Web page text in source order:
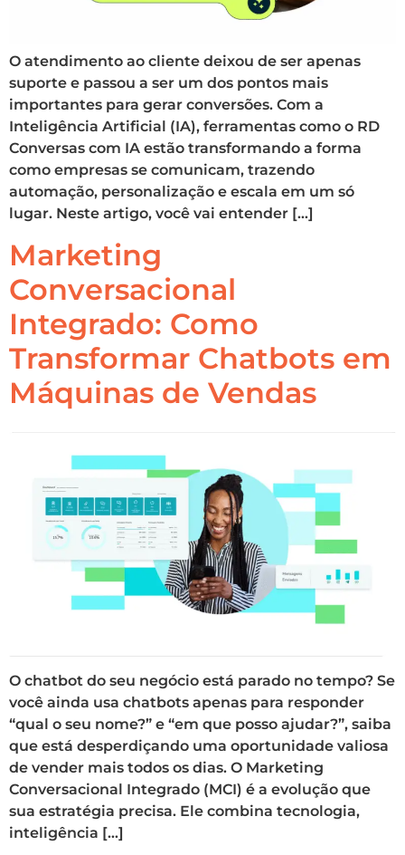
O atendimento ao cliente deixou de ser apenas
suporte e passou a ser um dos pontos mais
importantes para gerar conversões. Com a
Inteligência Artificial (IA), ferramentas como o RD
Conversas com IA estão transformando a forma
como empresas se comunicam, trazendo
automação, personalização e escala em um só
lugar. Neste artigo, você vai entender […]
Marketing
Conversacional
Integrado: Como
Transformar Chatbots em
Máquinas de Vendas
O chatbot do seu negócio está parado no tempo? Se
você ainda usa chatbots apenas para responder
“qual o seu nome?” e “em que posso ajudar?”, saiba
que está desperdiçando uma oportunidade valiosa
de vender mais todos os dias. O Marketing
Conversacional Integrado (MCI) é a evolução que
sua estratégia precisa. Ele combina tecnologia,
inteligência […]